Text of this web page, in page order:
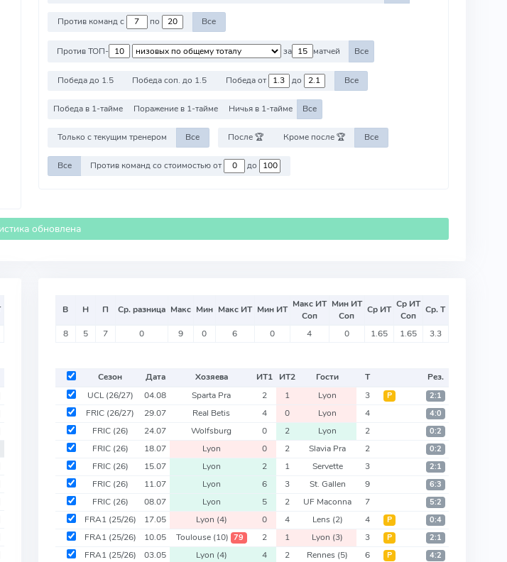
Против команд с по Все
Против ТОП- за матчей Все
Победа до 1.5 Победа соп. до 1.5 Победа от до Все
Победа в 1-тайме Поражение в 1-тайме Ничья в 1-тайме Все
Только с текущим тренером Все После 🏆 Кроме после 🏆 Все
Все Против команд со стоимостью от до
обновлена
В Н П Ср. разница Макс Мин Макс ИТ Мин ИТ Макс ИТ
Соп
Мин ИТ
Соп
Ср ИТ Ср ИТ
Соп
Ср. Т
8 5 7 0 9 0 6 0 4 0 1.65 1.65 3.3
Сезон Дата Хозяева ИТ1 ИТ2 Гости Т
Рез.
UCL(26/27) 04.08 Sparta Pra 2 1 Lyon 3 Р 2:1
FRIC (26/27) 29.07 Real Betis 4 0 Lyon 4 4:0
FRIC (26) 24.07 Wolfsburg 0 2 Lyon 2 0:2
FRIC (26) 18.07 Lyon 0 2 Slavia Pra 2 0:2
FRIC (26) 15.07 Lyon 2 1 Servette 3 2:1
FRIC (26) 11.07 Lyon 6 3 St. Gallen 9 6:3
FRIC (26) 08.07 Lyon 5 2 UF Maconna 7 5:2
FRA1 (25/26) 17.05 Lyon (4) 0 4 Lens (2) 4 Р 0:4
FRA1 (25/26) 10.05 Toulouse (10) 79 2 1 Lyon (3) 3 Р 2:1
FRA1 (25/26) 03.05 Lyon (4) 4 2 Rennes (5) 6 Р 4:2